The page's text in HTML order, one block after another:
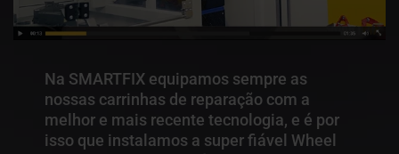
Na SMARTFIX equipamos sempre as
nossas carrinhas de reparação com a
melhor e mais recente tecnologia, e é por
isso que instalamos a super fiável Wheel